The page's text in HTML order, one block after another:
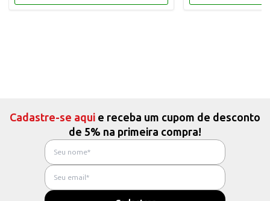
Cadastre-se aqui e receba um cupom de desconto
de 5% na primeira compra!